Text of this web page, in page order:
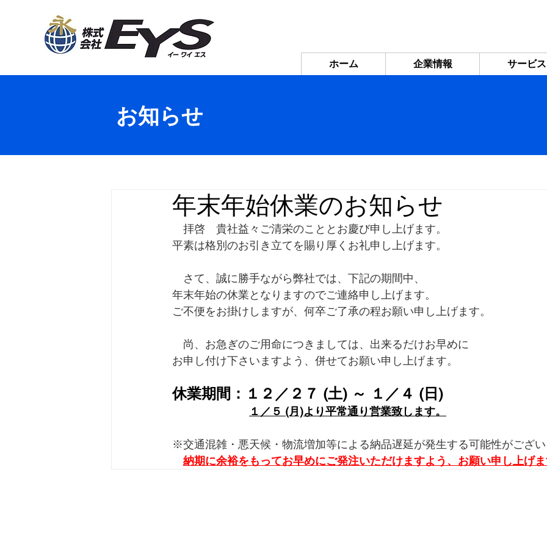
ホーム 企業情報 サービス
お知らせ
年末年始休業のお知らせ
拝啓　貴社益々ご清栄のこととお慶び申し上げます。
平素は格別のお引き立てを賜り厚くお礼申し上げます。
さて、誠に勝手ながら弊社では、下記の期間中、
年末年始の休業となりますのでご連絡申し上げます。
ご不便をお掛けしますが、何卒ご了承の程お願い申し上げます。
尚、お急ぎのご用命につきましては、出来るだけお早めに
お申し付け下さいますよう、併せてお願い申し上げます。
休業期間：１２／２７ (土) ～ １／４ (日)
１／５ (月)より平常通り営業致します。
※交通混雑・悪天候・物流増加等による納品遅延が発生する可能性がござい
納期に余裕をもってお早めにご発注いただけますよう、お願い申し上げま